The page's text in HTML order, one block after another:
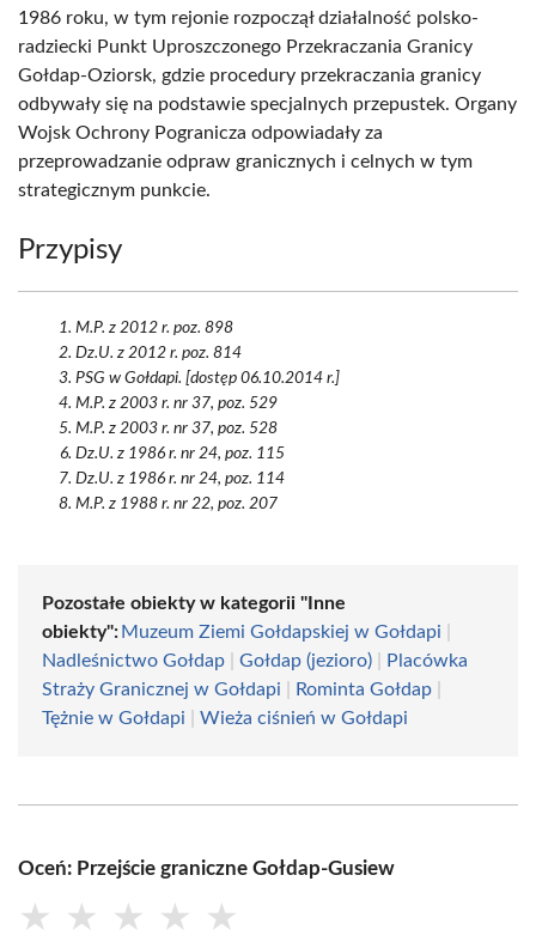
1986 roku, w tym rejonie rozpoczął działalność polsko-
radziecki Punkt Uproszczonego Przekraczania Granicy
Gołdap-Oziorsk, gdzie procedury przekraczania granicy
odbywały się na podstawie specjalnych przepustek. Organy
Wojsk Ochrony Pogranicza odpowiadały za
przeprowadzanie odpraw granicznych i celnych w tym
strategicznym punkcie.
Przypisy
M.P. z 2012 r. poz. 898
Dz.U. z 2012 r. poz. 814
PSG w Gołdapi. [dostęp 06.10.2014 r.]
M.P. z 2003 r. nr 37, poz. 529
M.P. z 2003 r. nr 37, poz. 528
Dz.U. z 1986 r. nr 24, poz. 115
Dz.U. z 1986 r. nr 24, poz. 114
M.P. z 1988 r. nr 22, poz. 207
Pozostałe obiekty w kategorii "Inne
obiekty": Muzeum Ziemi Gołdapskiej w Gołdapi
Nadleśnictwo Gołdap
Gołdap (jezioro)
Placówka
Straży Granicznej w Gołdapi
Rominta Gołdap
Tężnie w Gołdapi
Wieża ciśnień w Gołdapi
Oceń: Przejście graniczne Gołdap-Gusiew
★ ★ ★ ★ ★